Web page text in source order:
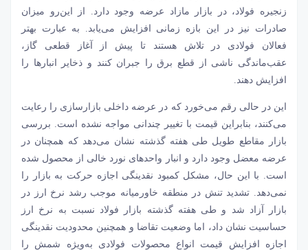
زنجیره فولاد، در بازار مازاد عرضه وجود دارد. از این‌رو میزان
صادرات نیز در این بازه زمانی افزایش می‌‌‌یابد. به عبارت بهتر
فعالان فولادی در تلاش هستند تا پیش از آغاز قطعی گاز،
عقب‌ماندگی ناشی از قطع برق را جبران کنند و ذخایر انبارها را
افزایش دهند.
این در حالی رقم می‌‌‌خورد که در عرضه داخلی بازارسازی را رعایت
می‌کنند، بنابراین قیمت با تغییر چندانی مواجه نشده است. بررسی
بازار مقاطع طویل طی هفته گذشته نشان می‌دهد که همچنان در
عرضه معضل وجود دارد و انبار واحدهای نورد خالی از محصول شده
است. با این حال، مشکل کمبود نقدینگی اجازه حرکت به بازار را
نمی‌‌‌دهد. تشدید تنش در منطقه خاورمیانه موجب رشد نرخ ارز در
بازار آزاد شد و طی هفته گذشته بازار فولاد نسبت به نرخ ارز
حساسیت نشان داد، اما وضعیت تقاضا و همچنین محدودیت نقدینگی
اجازه افزایش قیمت انواع محصولات فولادی به‌ویژه شمش را